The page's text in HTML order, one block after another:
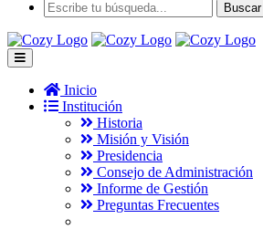
Buscar
Inicio
Institución
Historia
Misión y Visión
Presidencia
Consejo de Administración
Informe de Gestión
Preguntas Frecuentes